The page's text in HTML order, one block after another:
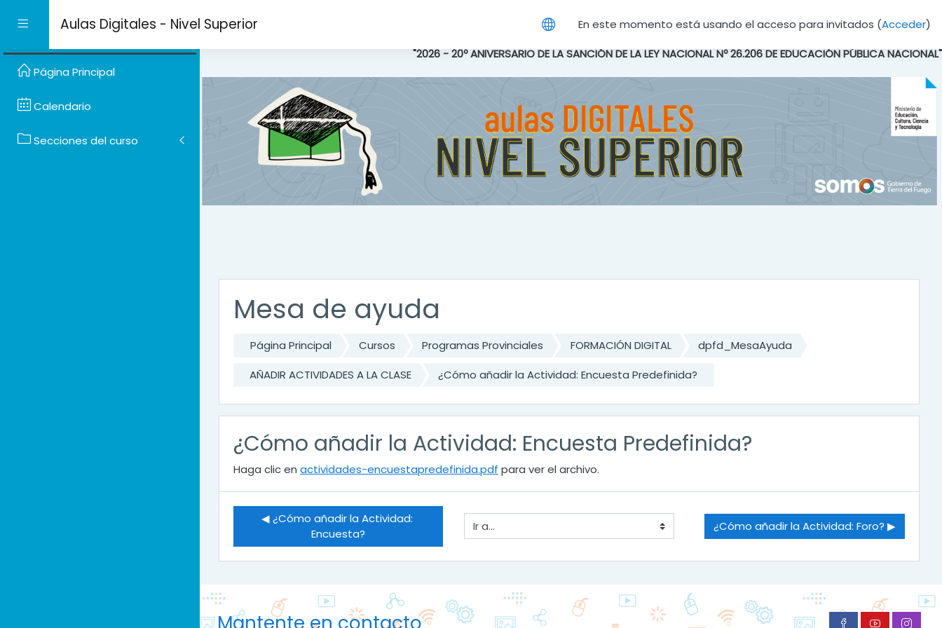
Panel lateralAulas Digitales - Nivel Superior En este momento está usando el acceso para invitados (Acceder)
"2026 - 20º ANIVERSARIO DE LA SANCIÓN DE LA LEY NACIONAL Nº 26.206 DE EDUCACIÓN PÚBLICA NACIONAL"
Mesa de ayuda
Página Principal Cursos Programas Provinciales FORMACIÓN DIGITAL
dpfd_MesaAyuda
AÑADIR ACTIVIDADES A LA CLASE
¿Cómo añadir la Actividad: Encuesta Predefinida?
¿Cómo añadir la Actividad: Encuesta Predefinida?
Haga clic en actividades-encuestapredefinida.pdf para ver el archivo.
◀︎ ¿Cómo añadir la Actividad:
Encuesta?
Ir a... ¿Cómo añadir la Actividad: Foro? ▶︎
Página Principal
Calendario
Secciones del curso
Mantente en contacto